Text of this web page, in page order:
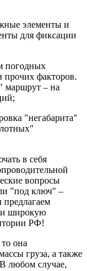
элементы и
для фиксации
погодных
прочих факторов.
маршрут – на
"негабарита"
в себя
вопросы
"под ключ" –
и широкую
РФ!
она
груза, а также
В любом случае,